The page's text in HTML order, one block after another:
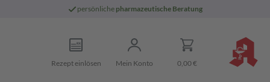
persönliche pharmazeutische Beratung
Rezept einlösen Mein Konto 0,00 €